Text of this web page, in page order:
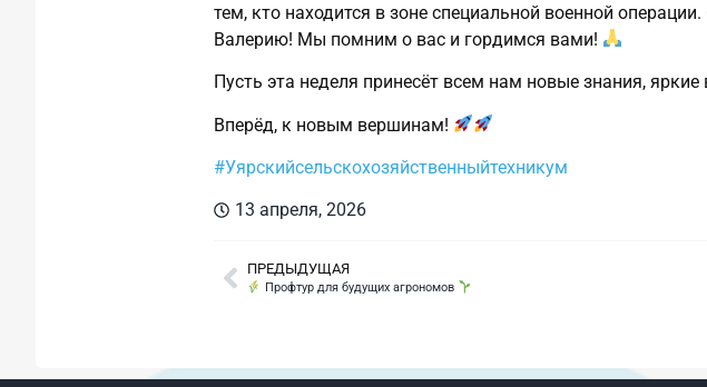
тем, кто находится в зоне специальной военной
Валерию! Мы помним о вас и гордимся вами!
Пусть эта неделя принесёт всем нам новые знания,
Вперёд, к новым вершинам!
#Уярскийсельскохозяйственныйтехникум
13 апреля, 2026
ПРЕДЫДУЩАЯ
Профтур для будущих агрономов